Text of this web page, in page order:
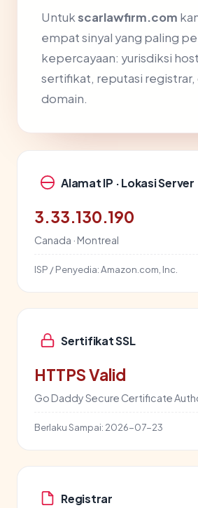
Untukscarlawfirm.com
empat sinyal yang paling
kepercayaan: yurisdiksi
sertifikat, reputasi registrar,
domain.
Alamat IP · Lokasi Server
3.33.130.190
Canada · Montreal
ISP / Penyedia:Amazon.com, Inc.
Sertifikat SSL
HTTPS Valid
Go Daddy Secure Certificate
Berlaku Sampai: 2026-07-23
Registrar